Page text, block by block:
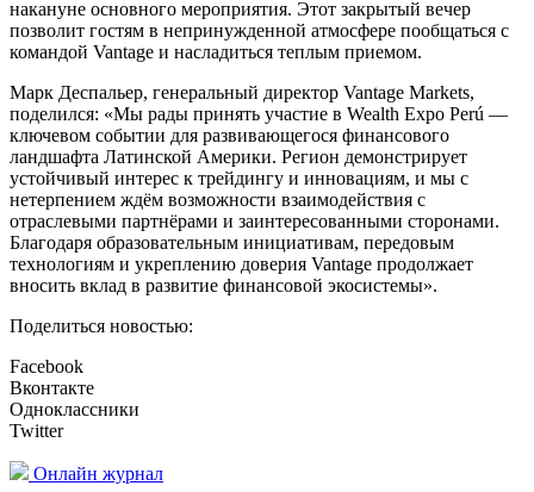
накануне основного мероприятия. Этот закрытый вечер
позволит гостям в непринужденной атмосфере пообщаться с
командой Vantage и насладиться теплым приемом.
Марк Деспальер, генеральный директор Vantage Markets,
поделился: «Мы рады принять участие в Wealth Expo Perú —
ключевом событии для развивающегося финансового
ландшафта Латинской Америки. Регион демонстрирует
устойчивый интерес к трейдингу и инновациям, и мы с
нетерпением ждём возможности взаимодействия с
отраслевыми партнёрами и заинтересованными сторонами.
Благодаря образовательным инициативам, передовым
технологиям и укреплению доверия Vantage продолжает
вносить вклад в развитие финансовой экосистемы».
Поделиться новостью:
Facebook
Вконтакте
Одноклассники
Twitter
Онлайн журнал